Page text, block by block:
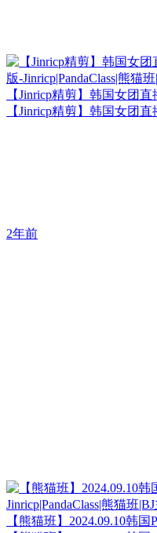
【Jinricp精剪】韩国女团
【Jinricp精剪】韩国女团
2年前
【熊猫班】2024.09.10韩国